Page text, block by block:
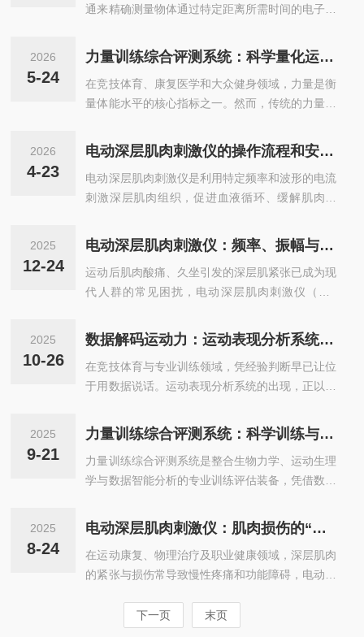
正是为解决这一信息缺失而生：它把传统的力量训
一次蹲拉推举中，实时量化运动员的力量输出与技
反推主流智能杠铃监测器采用多传感器融...
通来精确测量物体通过特定距离所需时间的电子设
光电门）、计时主机及数据处理软件组成。在体育
训练中，该仪器被广泛用于测量运动员的短跑分段
速度、冲刺瞬时速度及敏捷变向速度，为教练员提
供客观、量化的数据支持，以评估训练效果并优化
仪包含以下核心部件：红外光电门：通常配备两组
射端（发出不可见红外光束）和一个接收端（...
2026
5-24
力量训练综合评测系统：科学量化运动员爆发力与功率输出
在竞技体育、康复医学和大众健身领域，力量是衡
量体能水平的核心指标之一。然而，传统的力量评
无法揭示力量产生的动态特征，也不能评估不同速
度下的力量表现。力量训练综合评测系统采用等
速、等长、等张等多种测试模式，通过高精度传感
器测量力、位移和时间参数，计算出峰值力矩、平
供运动员肌肉功能状态的全面画像。本文将系统介
价值。一、测试模式与技术原理等速测试是力量...
2026
4-23
电动深层肌肉刺激仪的操作流程和安全防护
电动深层肌肉刺激仪是利用特定频率和波形的电流
刺激深层肌肉组织，促进血液循环、缓解肌肉紧
备、操作流程、参数设置、安全防护等方面提供系
统性操作指导，确保治疗的安全性和有效性。一、
设备准备与环境要求设备应放置在干燥、通风、无
直射阳光的环境中，工作台面平稳无振动。电源采
疗区域温度控制在22-25℃，相对湿度40-60%。
和死皮，确保电极与...
2025
12-24
电动深层肌肉刺激仪：频率、振幅与能量的协同镇痛密
运动后肌肉酸痛、久坐引发的深层肌紧张已成为现
代人群的常见困扰，电动深层肌肉刺激仪（DM
理疗与日常保健的核心装备。其核心工作逻辑并非
简单的振动按摩，而是通过振动频率的精准调控、
振幅的科学匹配，结合高效的能量传导机制，三者
协同作用于深层肌肉组织，从生理层面实现肌肉放
梯度适配是激活肌肉放松机制的“指挥信号”。DMS
应不同的肌肉作用效果：低频率（...
2025
10-26
数据解码运动力：运动表现分析系统如何重塑训练逻辑？​
在竞技体育与专业训练领域，凭经验判断早已让位
于用数据说话。运动表现分析系统的出现，正以精
颈、提升竞技水平的核心引擎，为运动训练注入全
新的科学逻辑。​传统训练中，教练往往依赖肉眼观
察与主观感受评估运动员状态，难免存在误差与疏
漏。而运动表现分析系统通过整合高精度传感器、
化。系统可精准捕捉运动员的动作轨迹、发力强
步频步幅到举重的动作幅度，从团队项目的跑...
2025
9-21
力量训练综合评测系统：科学训练与能力评估的智能分析平台
力量训练综合评测系统是整合生物力学、运动生理
学与数据智能分析的专业训练评估装备，凭借数据
泛应用于专业体育训练、健身健康管理、康复医
学、职业体能培训等领域，为力量训练的科学性、
安全性与有效性提供数据支撑，是实现精准训练的
核心工具。​在专业体育训练领域，该系统是运动员
等项目运动员，系统通过高精度力传感器、运动捕
2025
8-24
电动深层肌肉刺激仪：肌肉损伤的“深层修复专家”
在运动康复、物理治疗及职业健康领域，深层肌肉
的紧张与损伤常导致慢性疼痛和功能障碍，电动深
达肌筋膜层的“修复利器”，为缓解肌肉痉挛、促进
下一页 末页